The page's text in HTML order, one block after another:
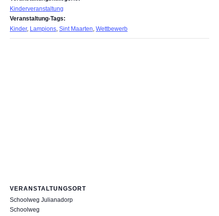
Kinderveranstaltung
Veranstaltung-Tags:
Kinder, Lampions, Sint Maarten, Wettbewerb
VERANSTALTUNGSORT
Schoolweg Julianadorp
Schoolweg